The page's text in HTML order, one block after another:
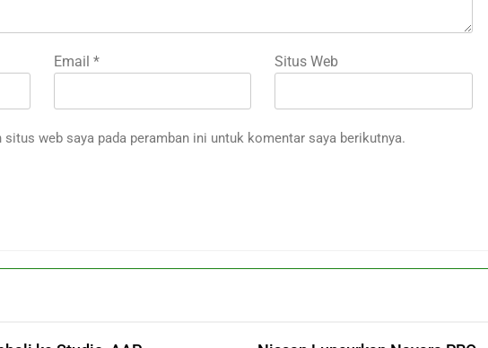
Email * Situs Web
situs web saya pada peramban ini untuk komentar saya berikutnya.